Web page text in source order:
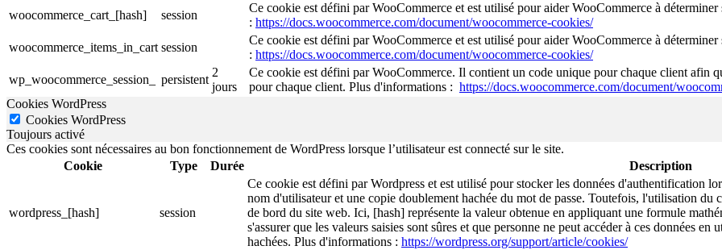
woocommerce_cart_[hash]
session
Ce cookie est défini par WooCommerce et est utilisé pour aider WooCommerce à
: https://docs.woocommerce.com/document/woocommerce-cookies/
woocommerce_items_in_cart session
Ce cookie est défini par WooCommerce et est utilisé pour aider WooCommerce à
: https://docs.woocommerce.com/document/woocommerce-cookies/
wp_woocommerce_session_
persistent
2
jours
Ce cookie est défini par WooCommerce. Il contient un code unique pour chaque client afin
pour chaque client. Plus d'informations : https://docs.woocommerce.com/document/
Cookies WordPress
Cookies WordPress
Toujours activé
Ces cookies sont nécessaires au bon fonctionnement de WordPress lorsque l’utilisateur est connecté sur le site.
Cookie
Type Durée Description
wordpress_[hash] session
Ce cookie est défini par Wordpress et est utilisé pour stocker les données d'authentification
nom d'utilisateur et une copie doublement hachée du mot de passe. Toutefois, l'utilisation
de bord du site web. Ici, [hash] représente la valeur obtenue en appliquant une formule
s'assurer que les valeurs saisies sont sûres et que personne ne peut accéder à ces données
hachées. Plus d'informations : https://wordpress.org/support/article/cookies/